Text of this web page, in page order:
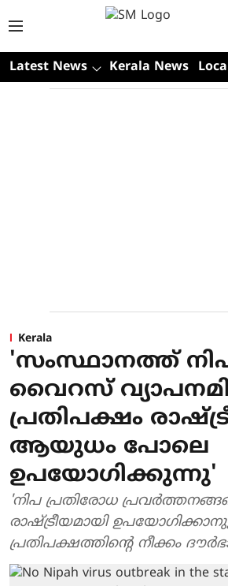
Latest News Kerala News
Kerala
'സംസ്ഥാനത്ത്
വൈറസ്
പ്രതിപക്ഷം
ആയുധം പോലെ
ഉപയോഗിക്കുന്നു'
'നിപ പ്രതിരോധ
രാഷ്ട്രീയമായി
പ്രതിപക്ഷത്തിന്റെ നീക്കം